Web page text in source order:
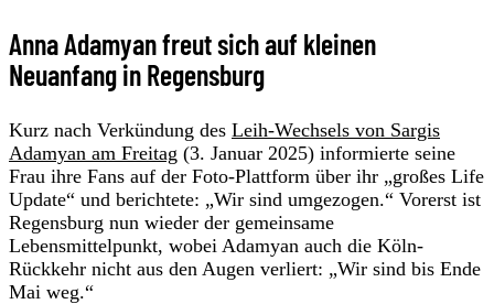
Anna Adamyan freut sich auf kleinen
Neuanfang in Regensburg
Kurz nach Verkündung des Leih-Wechsels von Sargis
Adamyan am Freitag (3. Januar 2025) informierte seine
Frau ihre Fans auf der Foto-Plattform über ihr „großes Life
Update“ und berichtete: „Wir sind umgezogen.“ Vorerst ist
Regensburg nun wieder der gemeinsame
Lebensmittelpunkt, wobei Adamyan auch die Köln-
Rückkehr nicht aus den Augen verliert: „Wir sind bis Ende
Mai weg.“